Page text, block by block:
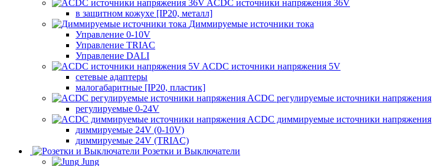
ACDC источники напряжения 36V
в защитном кожухе [IP20, металл]
Диммируемые источники тока
Управление 0-10V
Управление TRIAC
Управление DALI
ACDC источники напряжения 5V
сетевые адаптеры
малогабаритные [IP20, пластик]
ACDC регулируемые источники напряжения
регулируемые 0-24V
ACDC диммируемые источники напряжения
диммируемые 24V (0-10V)
диммируемые 24V (TRIAC)
Розетки и Выключатели
Jung